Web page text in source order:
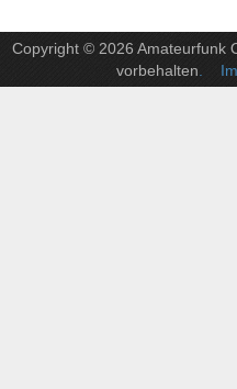
Copyright © 2026 Amateurfunk
vorbehalten .